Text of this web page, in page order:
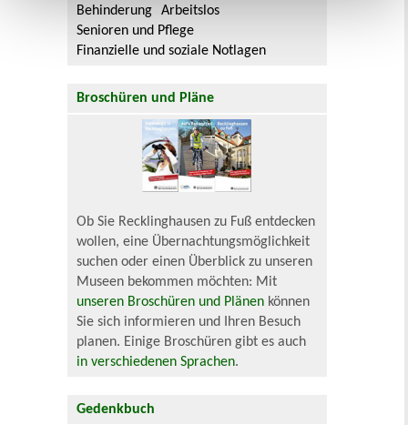
Behinderung
Arbeitslos
Senioren und Pflege
Finanzielle und soziale Notlagen
Broschüren und Pläne
Ob Sie Recklinghausen zu Fuß entdecken
wollen, eine Übernachtungsmöglichkeit
suchen oder einen Überblick zu unseren
Museen bekommen möchten: Mit
unseren Broschüren und Plänen können
Sie sich informieren und Ihren Besuch
planen. Einige Broschüren gibt es auch
in verschiedenen Sprachen.
Gedenkbuch